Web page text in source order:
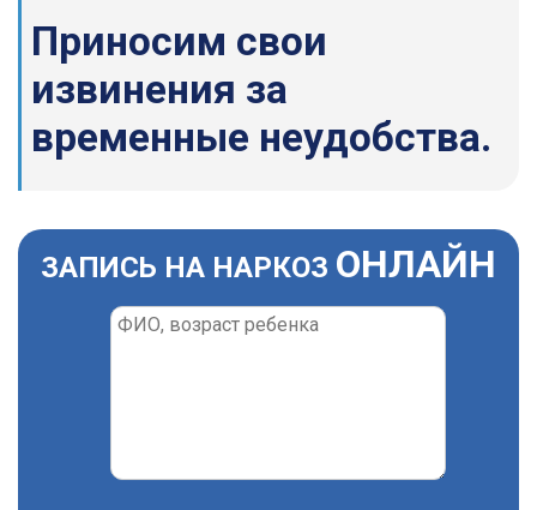
Приносим свои
извинения за
временные неудобства.
ЗАПИСЬ НА НАРКОЗ ОНЛАЙН